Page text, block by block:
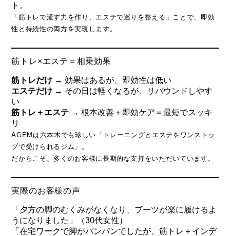
ト。
「筋トレで流す力を作り、エステで巡りを整える」ことで、即効
性と持続性の両方を実現します。
筋トレ×エステ＝相乗効果
筋トレだけ → 効果はあるが、即効性は低い
エステだけ → その日は軽くなるが、リバウンドしやす
い
筋トレ＋エステ → 根本改善＋即効ケア＝最短でスッキ
リ
AGEMは六本木でも珍しい「トレーニングとエステをワンストッ
プで受けられるジム」。
だからこそ、多くのお客様に長期的な支持をいただいています。
実際のお客様の声
「夕方の脚のむくみがなくなり、ブーツが楽に履けるよ
うになりました」（30代女性）
「在宅ワークで脚がパンパンでしたが、筋トレ＋インデ